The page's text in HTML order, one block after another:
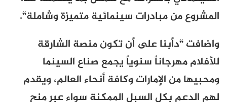
المشروع من مبادرات سينمائية متميزة وشاملة“.
واضافت “دأبنا على أن تكون منصة الشارقة
للأفلام مهرجاناً سنوياً يجمع صناع السينما
ومحبيها من الإمارات وكافة أنحاء العالم، ويقدم
لهم الدعم بكل السبل الممكنة سواء عبر منح